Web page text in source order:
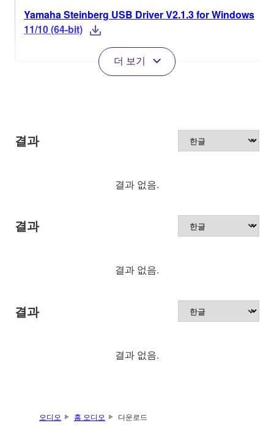
Yamaha Steinberg USB Driver V2.1.3 for Windows
11/10 (64-bit)
더 보기
결과
결과 없음.
결과
결과 없음.
결과
결과 없음.
오디오 홈 오디오 다운로드